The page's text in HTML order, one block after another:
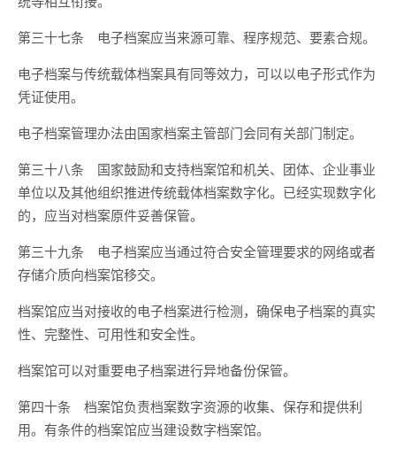
第三十七条 电子档案应当来源可靠、程序规范、要素合规。
电子档案与传统载体档案具有同等效力，可以以电子形式作为
凭证使用。
电子档案管理办法由国家档案主管部门会同有关部门制定。
第三十八条 国家鼓励和支持档案馆和机关、团体、企业事业
单位以及其他组织推进传统载体档案数字化。已经实现数字化
的，应当对档案原件妥善保管。
第三十九条 电子档案应当通过符合安全管理要求的网络或者
存储介质向档案馆移交。
档案馆应当对接收的电子档案进行检测，确保电子档案的真实
性、完整性、可用性和安全性。
档案馆可以对重要电子档案进行异地备份保管。
第四十条 档案馆负责档案数字资源的收集、保存和提供利
用。有条件的档案馆应当建设数字档案馆。